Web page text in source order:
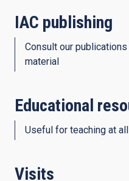
IAC publishing
Consult our
material
Educational
Useful for teaching at
Visits